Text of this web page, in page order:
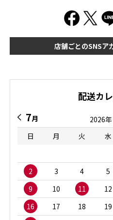
店舗ごとのSNSア
配送カ
7月 2026年
日
月 火 水
2
3 4 5
9
10 11 12
16
17 18 19